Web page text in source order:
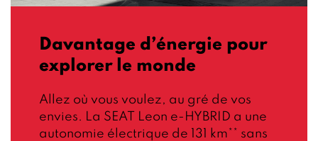
Davantage d’énergie pour
explorer le monde
Allez où vous voulez, au gré de vos
envies. La SEAT Leon e-HYBRID a une
autonomie électrique de 131 km** sans